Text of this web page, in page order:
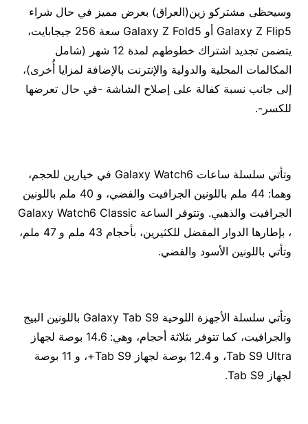
وسيحظى مشتركو زين(العراق) بعرض مميز في حال شراء
Galaxy Z Flip5 أو Galaxy Z Fold5 سعة 256 جيجابايت،
يتضمن تجديد اشتراك خطوطهم لمدة 12 شهر (شامل
المكالمات المحلية والدولية والإنترنت بالإضافة لمزايا أُخرى)،
إلى جانب نسبة كفالة على إصلاح الشاشة -في حال تعرضها
للكسر-.
وتأتي سلسلة ساعات Galaxy Watch6 في خيارين للحجم،
وهما: 44 ملم باللونين الجرافيت والفضي، و 40 ملم باللونين
الجرافيت والذهبي. وتتوفر الساعة Galaxy Watch6 Classic
، بإطارها الدوار المفضل للكثيرين، بأحجام 43 ملم و 47 ملم،
وتأتي باللونين الأسود والفضي.
وتأتي سلسلة الأجهزة اللوحية Galaxy Tab S9 باللونين البيج
والجرافيت، كما تتوفر بثلاثة أحجام، وهي: 14.6 بوصة لجهاز
Tab S9 Ultra، و 12.4 بوصة لجهاز Tab S9+، و 11 بوصة
لجهاز Tab S9.